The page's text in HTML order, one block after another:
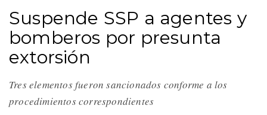
Suspende SSP a agentes y
bomberos por presunta
extorsión
Tres elementos fueron sancionados conforme a los
procedimientos correspondientes